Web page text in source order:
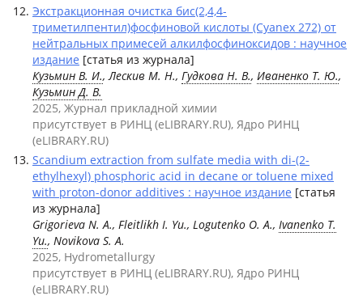
Экстракционная очистка бис(2,4,4-
триметилпентил)фосфиновой кислоты (Cyanex 272) от
нейтральных примесей алкилфосфиноксидов : научное
издание [статья из журнала]
Кузьмин В. И., Лескив М. Н., Гудкова Н. В., Иваненко Т. Ю.,
Кузьмин Д. В.
2025, Журнал прикладной химии
присутствует в РИНЦ (eLIBRARY.RU), Ядро РИНЦ
(eLIBRARY.RU)
Scandium extraction from sulfate media with di-(2-
ethylhexyl) phosphoric acid in decane or toluene mixed
with proton-donor additives : научное издание [статья
из журнала]
Grigorieva N. A., Fleitlikh I. Yu., Logutenko O. A., Ivanenko T.
Yu., Novikova S. A.
2025, Hydrometallurgy
присутствует в РИНЦ (eLIBRARY.RU), Ядро РИНЦ
(eLIBRARY.RU)